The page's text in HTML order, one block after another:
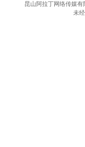
昆山阿拉丁网络传媒有
未